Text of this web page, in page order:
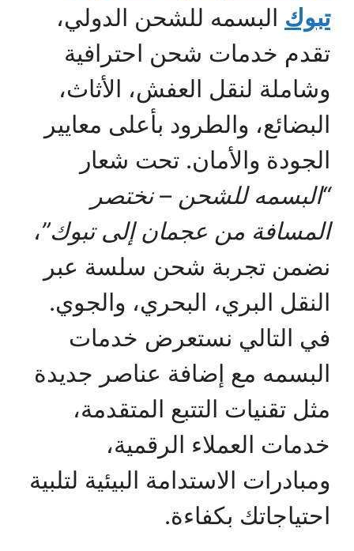
تبوك البسمه للشحن الدولي،
تقدم خدمات شحن احترافية
وشاملة لنقل العفش، الأثاث،
البضائع، والطرود بأعلى معايير
الجودة والأمان. تحت شعار
“البسمه للشحن – نختصر
المسافة من عجمان إلى تبوك”،
نضمن تجربة شحن سلسة عبر
النقل البري، البحري، والجوي.
في التالي نستعرض خدمات
البسمه مع إضافة عناصر جديدة
مثل تقنيات التتبع المتقدمة،
خدمات العملاء الرقمية،
ومبادرات الاستدامة البيئية لتلبية
احتياجاتك بكفاءة.